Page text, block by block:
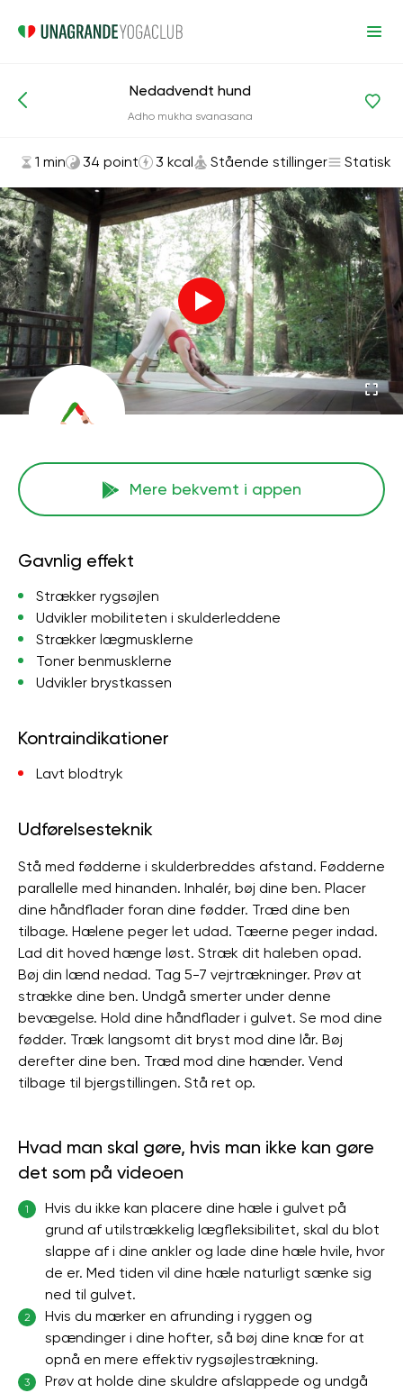
Asanas og øvelser Stående stillinger
Nedadvendt hund
Adho mukha svanasana
1 min 34 point 3 kcal Stående stillinger Statisk
Mere bekvemt i appen
Gavnlig effekt
Strækker rygsøjlen
Udvikler mobiliteten i skulderleddene
Strækker lægmusklerne
Toner benmusklerne
Udvikler brystkassen
Kontraindikationer
Lavt blodtryk
Udførelsesteknik
Stå med fødderne i skulderbreddes afstand. Fødderne
parallelle med hinanden. Inhalér, bøj ​​dine ben. Placer
dine håndflader foran dine fødder. Træd dine ben
tilbage. Hælene peger let udad. Tæerne peger indad.
Lad dit hoved hænge løst. Stræk dit haleben opad.
Bøj din lænd nedad. Tag 5-7 vejrtrækninger. Prøv at
strække dine ben. Undgå smerter under denne
bevægelse. Hold dine håndflader i gulvet. Se mod dine
fødder. Træk langsomt dit bryst mod dine lår. Bøj
derefter dine ben. Træd mod dine hænder. Vend
tilbage til bjergstillingen. Stå ret op.
Hvad man skal gøre, hvis man ikke kan gøre
det som på videoen
1
Hvis du ikke kan placere dine hæle i gulvet på
grund af utilstrækkelig lægfleksibilitet, skal du blot
slappe af i dine ankler og lade dine hæle hvile, hvor
de er. Med tiden vil dine hæle naturligt sænke sig
ned til gulvet.
2
Hvis du mærker en afrunding i ryggen og
spændinger i dine hofter, så bøj dine knæ for at
opnå en mere effektiv rygsøjlestrækning.
3
Prøv at holde dine skuldre afslappede og undgå